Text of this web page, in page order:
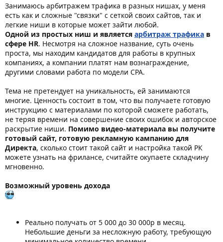
Занимаюсь арбитражем трафика в разных нишах, у меня
есть как и сложные "связки" с сеткой своих сайтов, так и
легкие ниши в которые может зайти любой.
Одной из простых ниш и является арбитраж трафика в
сфере HR. Несмотря на сложное название, суть очень
проста, мы находим кандидатов для работы в крупных
компаниях, а компании платят нам вознаграждение,
другими словами работа по модели CPA.
Тема не претендует на уникальность, ей занимаются
многие. Ценность состоит в том, что вы получаете готовую
инструкцию с материалами по которой сможете работать,
не теряя времени на совершение своих ошибок и авторское
раскрытие ниши. Помимо видео-материала вы получите
готовый сайт, готовую рекламную кампанию для
Директа, сколько стоит такой сайт и настройка такой РК
можете узнать на фрилансе, считайте окупаете складчину
мгновенно.
Возможный уровень дохода
Реально получать от 5 000 до 30 000р в месяц.
Небольшие деньги за несложную работу, требующую